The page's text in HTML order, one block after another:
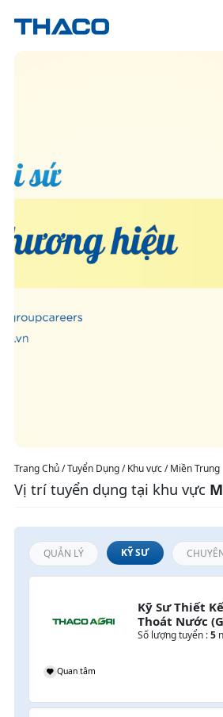
Trang Chủ / Tuyển Dụng / Khu vực / Miền Trung
Vị trí tuyển dụng tại khu vực
QUẢN LÝ KỸ SƯ
Kỹ Sư Thiết
Thoát Nước
Số lượng tuyển :5
Quan tâm